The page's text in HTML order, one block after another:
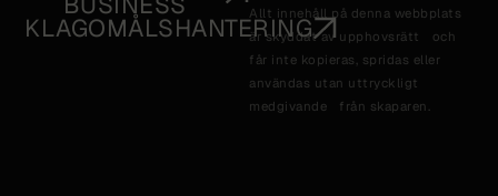
KLAGOMÅLSHANTERINGAllt innehåll på denna webbplats
är skyddat av upphovsrätt och
får inte kopieras, spridas eller
användas utan uttryckligt
medgivande från skaparen.